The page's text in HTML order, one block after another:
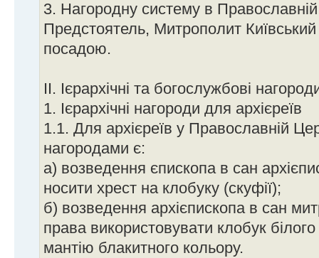
3. Нагородну систему в Православній
Предстоятель, Митрополит Київський
посадою.
ІІ. Ієрархічні та богослужбові
1. Ієрархічні нагороди для архієреїв
1.1. Для архієреїв у Православній
нагородами є:
а) возведення єпископа в сан
носити хрест на клобуку (скуфії);
б) возведення архієпископа в сан
права використовувати клобук
мантію блакитного кольору.